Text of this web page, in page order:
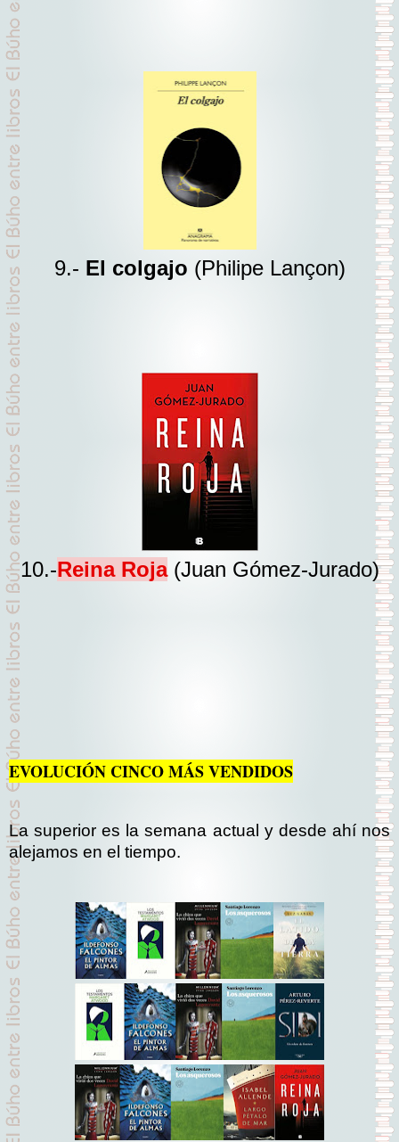
9.- El colgajo (Philipe Lançon)
10.-Reina Roja(Juan Gómez-Jurado)
EVOLUCIÓN CINCO MÁS VENDIDOS
La superior es la semana actual y desde ahí nos
alejamos en el tiempo.